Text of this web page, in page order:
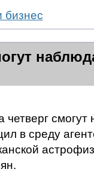
бизнес
в среду